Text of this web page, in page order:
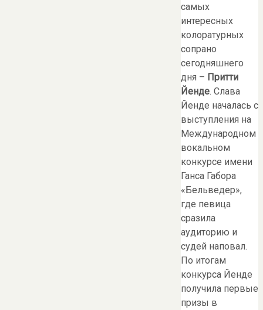
самых
интересных
колоратурных
сопрано
сегодняшнего
дня – Притти
Йенде. Слава
Йенде началась с
выступления на
Международном
вокальном
конкурсе имени
Ганса Габора
«Бельведер»,
где певица
сразила
аудиторию и
судей наповал.
По итогам
конкурса Йенде
получила первые
призы в